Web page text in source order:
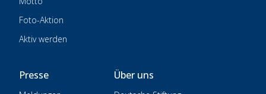
Foto-Aktion
Aktiv werden
Presse Über uns